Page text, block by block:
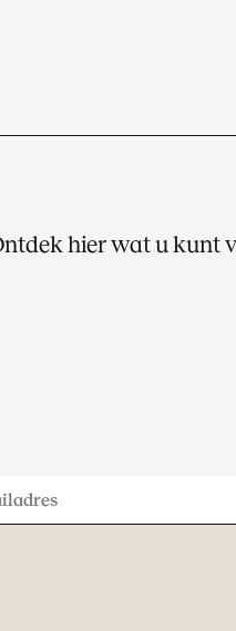
hier wat u kunt